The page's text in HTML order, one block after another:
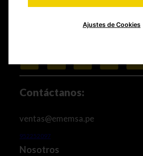
estructuras metálicas, realizamos mantenimiento de
Contáctanos:
ventas@ememsa.pe
952252097
Nosotros
Ajustes de Cookies